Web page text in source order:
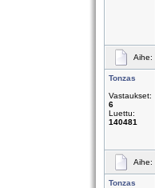
Aihe:
Tonzas
Vastaukset:
6
Luettu:
140481
Aihe:
Tonzas